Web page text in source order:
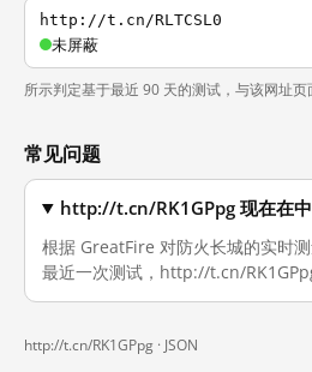
http://t.cn/RLTCSL0
未屏蔽
所示判定基于最近 90 天的测试，与该网址页
常见问题
http://t.cn/RK1GPpg 现在在中
根据 GreatFire 对防火长城的实时
最近一次测试，http://t.cn/
http://t.cn/RK1GPpg · JSON